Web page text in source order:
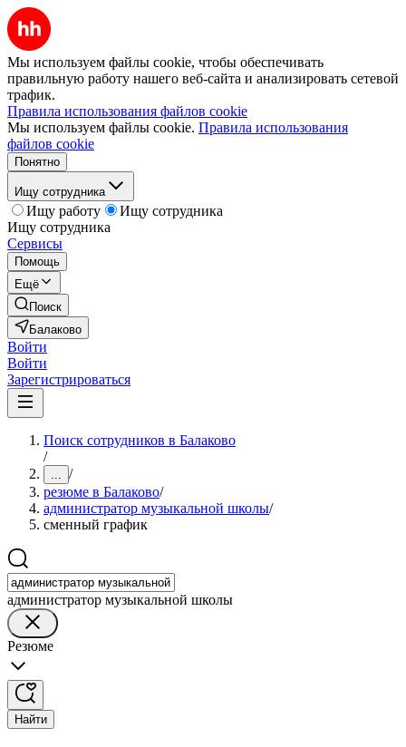
Мы используем файлы cookie, чтобы обеспечивать
правильную работу нашего веб-сайта и анализировать сетевой
трафик.
Правила использования файлов cookie
Мы используем файлы cookie. Правила использования
файлов cookie
Понятно
Ищу сотрудника
Ищу работу
Ищу сотрудника
Ищу сотрудника
Сервисы
Помощь
Ещё
Поиск
Балаково
Войти
Войти
Зарегистрироваться
Поиск сотрудников в Балаково
/
... /
резюме в Балаково/
администратор музыкальной школы/
сменный график
администратор музыкальной школы
Резюме
Найти